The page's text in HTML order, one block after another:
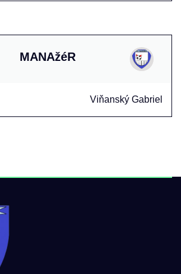
MANAžéR
Viňanský Gabriel